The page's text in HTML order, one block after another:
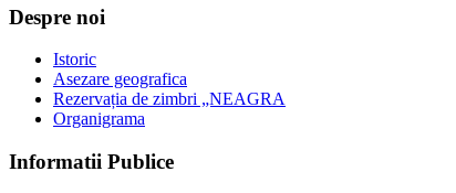
Despre noi
Istoric
Asezare geografica
Rezervația de zimbri „NEAGRA
Organigrama
Informatii Publice